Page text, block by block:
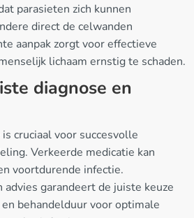
parasieten zich kunnen
direct de celwanden
aanpak zorgt voor effectieve
lichaam ernstig te schaden.
diagnose en
cruciaal voor succesvolle
Verkeerde medicatie kan
voortdurende infectie.
garandeert de juiste keuze
behandelduur voor optimale